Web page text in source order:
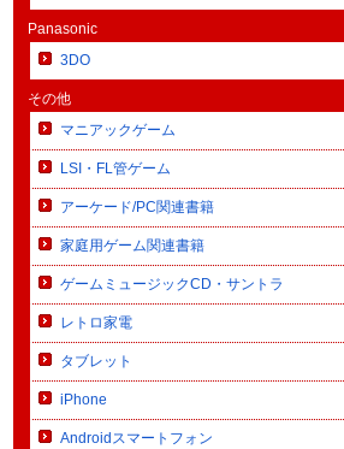
Panasonic
3DO
その他
マニアックゲーム
LSI・FL管ゲーム
アーケード/PC関連書籍
家庭用ゲーム関連書籍
ゲームミュージックCD・サントラ
レトロ家電
タブレット
iPhone
Androidスマートフォン